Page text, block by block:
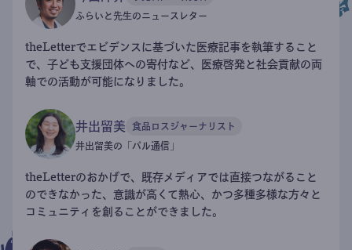
ふらいと先生のニュースレター
theLetterでエビデンスに基づいた医療記事を執筆すること
で、子ども支援団体への寄付など、医療啓発と社会貢献の両
軸での活動が可能になりました。
井出留美 食品ロスジャーナリスト
井出留美の「パル通信」
theLetterのおかげで、既存メディアでは直接つながること
のできなかった、意識が高くて熱心、かつ多種多様な方々と
コミュニティを創ることができました。